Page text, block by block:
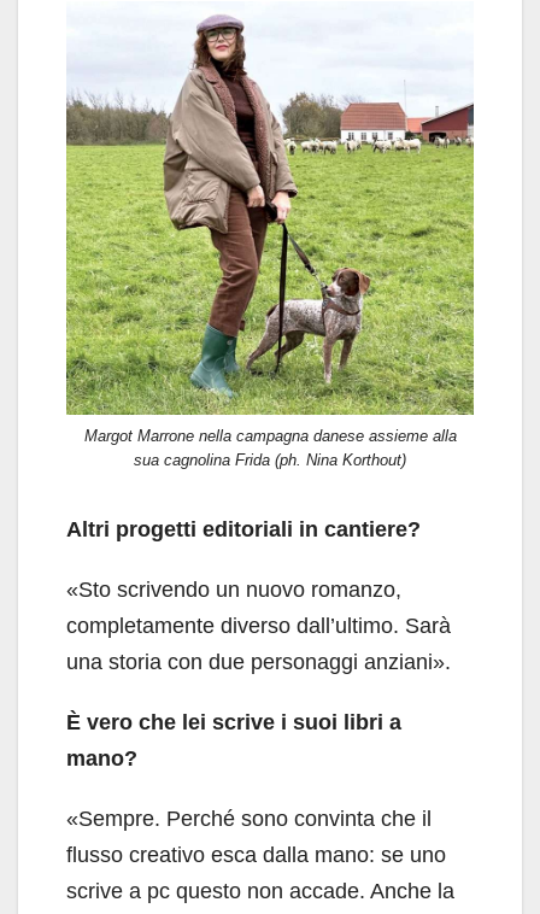
Margot Marrone nella campagna danese assieme alla
sua cagnolina Frida (ph. Nina Korthout)
Altri progetti editoriali in cantiere?
«Sto scrivendo un nuovo romanzo,
completamente diverso dall’ultimo. Sarà
una storia con due personaggi anziani».
È vero che lei scrive i suoi libri a
mano?
«Sempre. Perché sono convinta che il
flusso creativo esca dalla mano: se uno
scrive a pc questo non accade. Anche la